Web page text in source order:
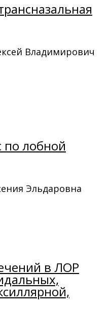
Владимирович
по лобной
Эльдаровна
в ЛОР